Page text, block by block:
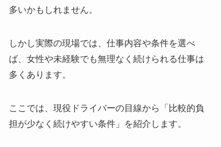
多いかもしれません。
しかし実際の現場では、仕事内容や条件を選べ
ば、女性や未経験でも無理なく続けられる仕事は
多くあります。
ここでは、現役ドライバーの目線から「比較的負
担が少なく続けやすい条件」を紹介します。